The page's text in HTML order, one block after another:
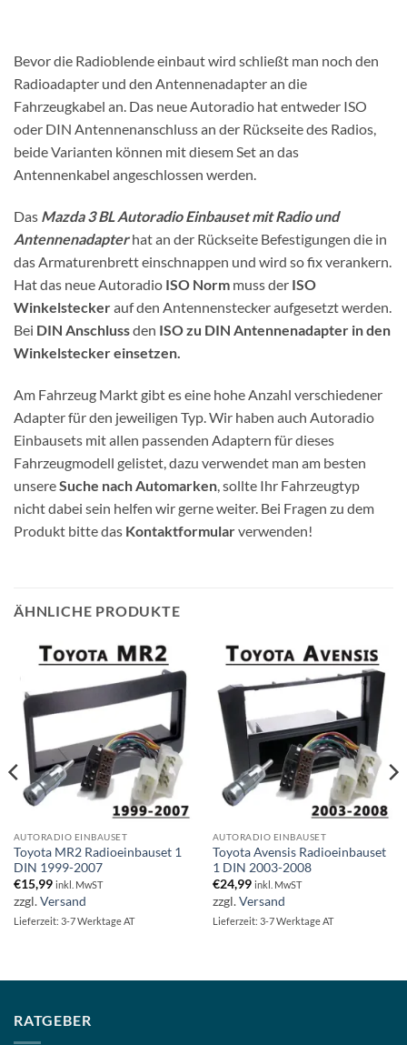
Bevor die Radioblende einbaut wird schließt man noch den
Radioadapter und den Antennenadapter an die
Fahrzeugkabel an. Das neue Autoradio hat entweder ISO
oder DIN Antennenanschluss an der Rückseite des Radios,
beide Varianten können mit diesem Set an das
Antennenkabel angeschlossen werden.
Das Mazda 3 BL Autoradio Einbauset mit Radio und
Antennenadapterhat an der Rückseite Befestigungen die in
das Armaturenbrett einschnappen und wird so fix verankern.
Hat das neue Autoradio ISO Norm muss der ISO
Winkelsteckerauf den Antennenstecker aufgesetzt werden.
Bei DIN Anschlussden ISO zu DIN Antennenadapter in den
Winkelstecker einsetzen.
Am Fahrzeug Markt gibt es eine hohe Anzahl verschiedener
Adapter für den jeweiligen Typ. Wir haben auch Autoradio
Einbausets mit allen passenden Adaptern für dieses
Fahrzeugmodell gelistet, dazu verwendet man am besten
unsereSuche nach Automarken , sollte Ihr Fahrzeugtyp
nicht dabei sein helfen wir gerne weiter. Bei Fragen zu dem
Produkt bitte das Kontaktformularverwenden!
ÄHNLICHE PRODUKTE
AUTORADIO EINBAUSET
Toyota MR2 Radioeinbauset 1
DIN 1999-2007
€15,99 inkl. MwST
zzgl.Versand
Lieferzeit: 3-7 Werktage AT
AUTORADIO EINBAUSET
Toyota Avensis Radioeinbauset
1 DIN 2003-2008
€24,99 inkl. MwST
zzgl.Versand
Lieferzeit: 3-7 Werktage AT
RATGEBER